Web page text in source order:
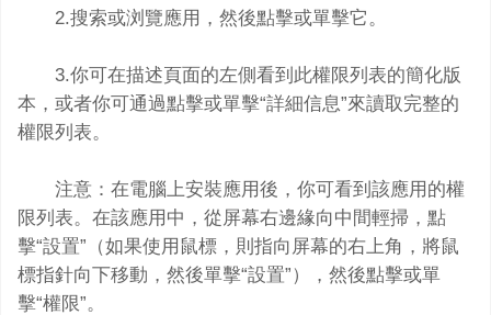
2.搜索或浏覽應用，然後點擊或單擊它。
3.你可在描述頁面的左側看到此權限列表的簡化版
本，或者你可通過點擊或單擊“詳細信息”來讀取完整的
權限列表。
注意：在電腦上安裝應用後，你可看到該應用的權
限列表。在該應用中，從屏幕右邊緣向中間輕掃，點
擊“設置”（如果使用鼠標，則指向屏幕的右上角，將鼠
標指針向下移動，然後單擊“設置”），然後點擊或單
擊“權限”。